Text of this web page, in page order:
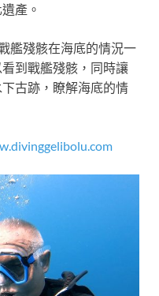
產。
艦殘骸在海底的情況一
到戰艦殘骸，同時讓
古跡，瞭解海底的情